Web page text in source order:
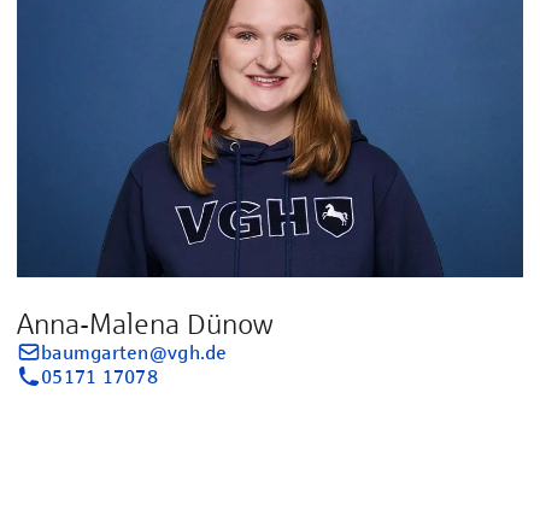
Anna-Malena Dünow
baumgarten@vgh.de
05171 17078